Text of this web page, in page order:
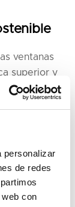
personalizar
de redes
con
ventanas
superior y
representan
en